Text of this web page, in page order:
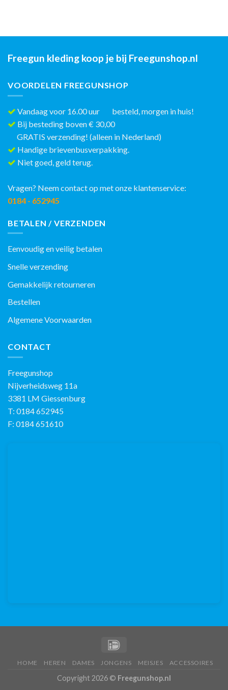
Freegun kleding koop je bij Freegunshop.nl
VOORDELEN FREEGUNSHOP
Vandaag voor 16.00 uur besteld, morgen in huis!
Bij besteding boven € 30,00
GRATIS verzending! (alleen in Nederland)
Handige brievenbusverpakking.
Niet goed, geld terug.
Vragen? Neem contact op met onze klantenservice:
0184 - 652945
BETALEN / VERZENDEN
Eenvoudig en veilig betalen
Snelle verzending
Gemakkelijk retourneren
Bestellen
Algemene Voorwaarden
CONTACT
Freegunshop
Nijverheidsweg 11a
3381 LM Giessenburg
T: 0184 652945
F: 0184 651610
HOME HEREN DAMES JONGENS MEISJES ACCESSOIRES
Copyright 2026 © Freegunshop.nl